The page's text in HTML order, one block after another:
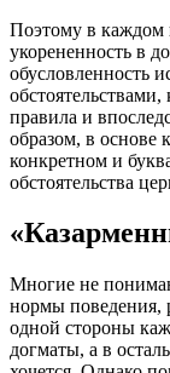
Поэтому в каждом
укорененность в
обусловленность
правила и
образом, в основе
конкретном и
обстоятельства
Многие не
нормы поведения,
одной стороны
догматы, а в